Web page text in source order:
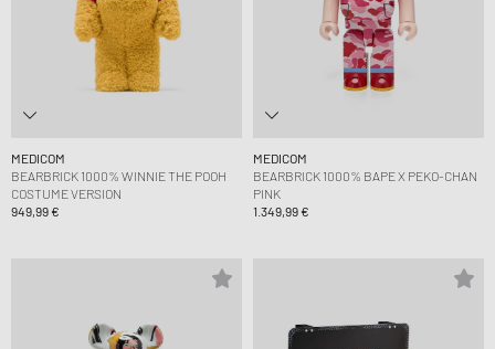
MEDICOM
BEARBRICK 1000% WINNIE THE POOH
COSTUME VERSION
949,99 €
MEDICOM
BEARBRICK 1000% BAPE X PEKO-CHAN
PINK
1.349,99 €